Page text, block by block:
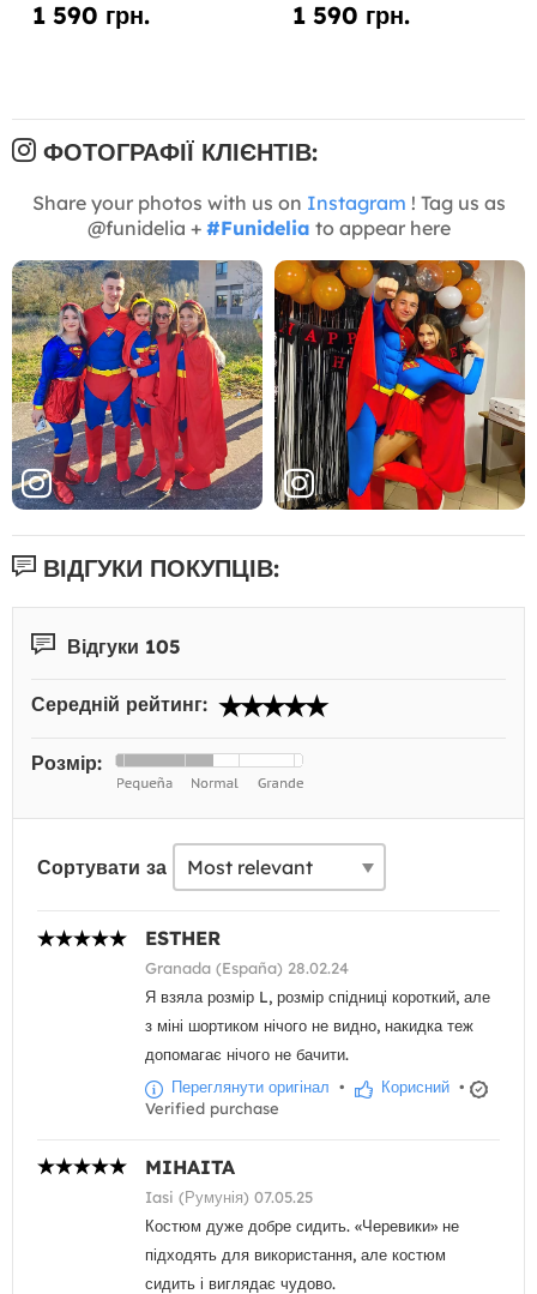
1 590 грн. 1 590 грн.
ФОТОГРАФІЇ КЛІЄНТІВ:
Share your photos with us on Instagram ! Tag us as
@funidelia + #Funidelia to appear here
ВІДГУКИ ПОКУПЦІВ:
Відгуки 105
Середній рейтинг:
Розмір:
Сортувати за
ESTHER
Granada (España) 28.02.24
Я взяла розмір L, розмір спідниці короткий, але
з міні шортиком нічого не видно, накидка теж
допомагає нічого не бачити.
Переглянути оригінал • Корисний •
Verified purchase
MIHAITA
Iasi (Румунія) 07.05.25
Костюм дуже добре сидить. «Черевики» не
підходять для використання, але костюм
сидить і виглядає чудово.